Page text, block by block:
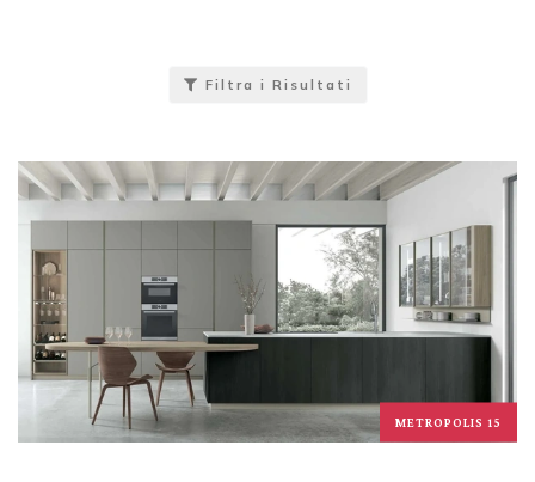
Filtra i Risultati
METROPOLIS 15